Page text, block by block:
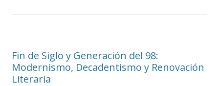
Fin de Siglo y Generación del 98:
Modernismo, Decadentismo y Renovación
Literaria